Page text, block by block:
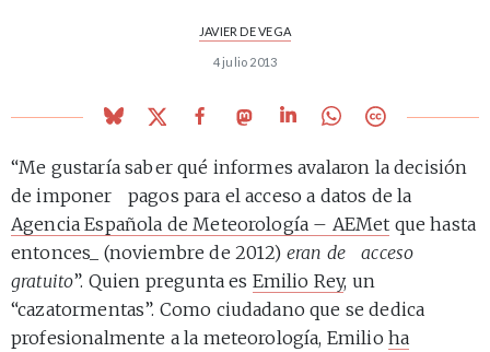
JAVIER DE VEGA
4 julio 2013
“Me gustaría saber qué informes avalaron la decisión
de imponer pagos para el acceso a datos de la
Agencia Española de Meteorología – AEMet que hasta
entonces_ (noviembre de 2012) eran de acceso
gratuito”. Quien pregunta es Emilio Rey, un
“cazatormentas”. Como ciudadano que se dedica
profesionalmente a la meteorología, Emilio ha